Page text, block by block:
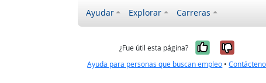
Ayudar Explorar Carreras
¿Fue útil esta página? Sí, fue útil
No,
Ayuda para personas que buscan empleo •